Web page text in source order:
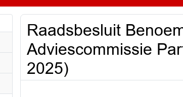
Raadsbesluit
Adviescommissie
2025)